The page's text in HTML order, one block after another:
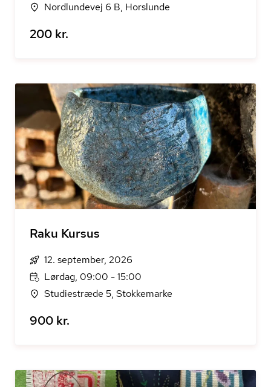
Nordlundevej 6 B, Horslunde
200 kr.
Raku Kursus
12. september, 2026
Lørdag, 09:00 - 15:00
Studiestræde 5, Stokkemarke
900 kr.